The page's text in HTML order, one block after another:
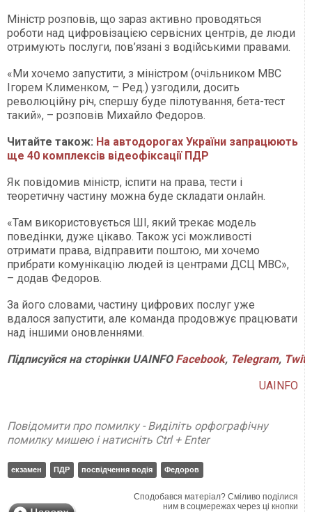
Міністр розповів, що зараз активно проводяться
роботи над цифровізацією сервісних центрів, де люди
отримують послуги, пов’язані з водійськими правами.
«Ми хочемо запустити, з міністром (очільником МВС
Ігорем Клименком, – Ред.) узгодили, досить
революційну річ, спершу буде пілотування, бета-тест
такий», – розповів Михайло Федоров.
Читайте також: На автодорогах України запрацюють
ще 40 комплексів відеофіксації ПДР
Як повідомив міністр, іспити на права, тести і
теоретичну частину можна буде складати онлайн.
«Там використовується ШІ, який трекає модель
поведінки, дуже цікаво. Також усі можливості
отримати права, відправити поштою, ми хочемо
прибрати комунікацію людей із центрами ДСЦ МВС»,
– додав Федоров.
За його словами, частину цифрових послуг уже
вдалося запустити, але команда продовжує працювати
над іншими оновленнями.
ПідписуйсянасторінкиUAINFO Facebook, Telegram,
UAINFO
Повідомити про помилку - Виділіть орфографічну
помилку мишею і натисніть Ctrl + Enter
екзамен ПДР посвідчення водія Федоров
Сподобався матеріал? Сміливо поділися
ним в соцмережах через ці кнопки